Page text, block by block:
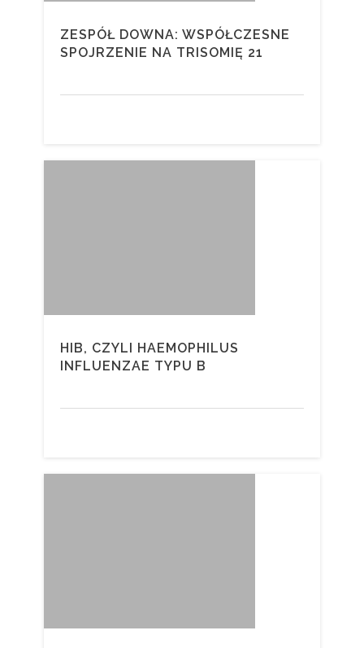
ZESPÓŁ DOWNA: WSPÓŁCZESNE
SPOJRZENIE NA TRISOMIĘ 21
HIB, CZYLI HAEMOPHILUS
INFLUENZAE TYPU B